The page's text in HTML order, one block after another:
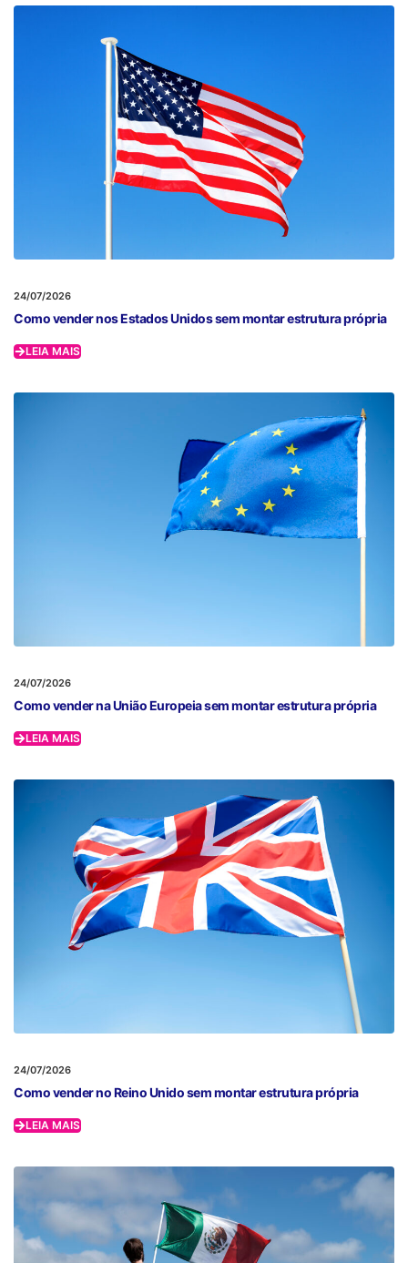
24/07/2026
Como vender nos Estados Unidos sem montar estrutura própria
LEIA MAIS
24/07/2026
Como vender na União Europeia sem montar estrutura própria
LEIA MAIS
24/07/2026
Como vender no Reino Unido sem montar estrutura própria
LEIA MAIS